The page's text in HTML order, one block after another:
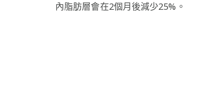
內脂肪層會在2個月後減少25%。